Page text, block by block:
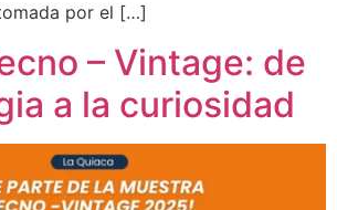
por el […]
– Vintage: de
a la curiosidad